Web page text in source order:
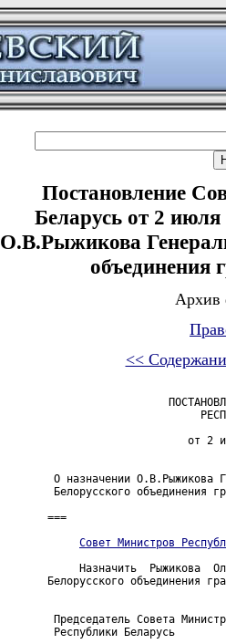
Постановление
Беларусь от 2
О.В.Рыжикова
объединения
Архив
<<
от 2
О назначении О.В.Рыжикова
Белорусского объединения
===
Совет Министров
Назначить  Рыжикова
Белорусского объединения
Председатель Совета
Республики